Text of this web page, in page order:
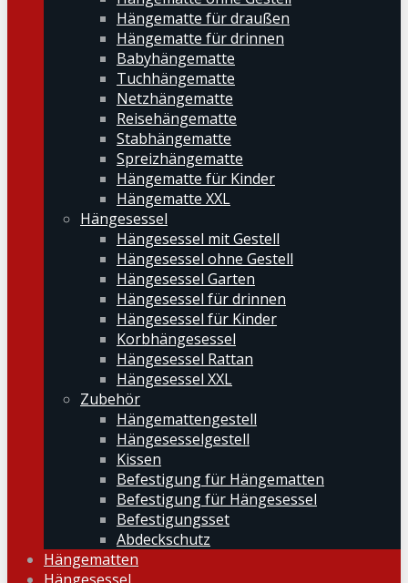
Hängematte für draußen
Hängematte für drinnen
Babyhängematte
Tuchhängematte
Netzhängematte
Reisehängematte
Stabhängematte
Spreizhängematte
Hängematte für Kinder
Hängematte XXL
Hängesessel
Hängesessel mit Gestell
Hängesessel ohne Gestell
Hängesessel Garten
Hängesessel für drinnen
Hängesessel für Kinder
Korbhängesessel
Hängesessel Rattan
Hängesessel XXL
Zubehör
Hängemattengestell
Hängesesselgestell
Kissen
Befestigung für Hängematten
Befestigung für Hängesessel
Befestigungsset
Abdeckschutz
Hängematten